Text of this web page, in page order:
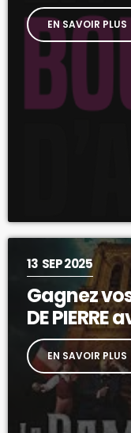
EN SAVOIR PLUS
13 SEP 2025
Gagnez
DE PIERRE
EN SAVOIR PLUS